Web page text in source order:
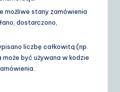
możliwe stany zamówienia
dostarczono,
liczbę całkowitą (np.
może być używana w kodzie